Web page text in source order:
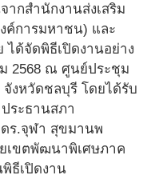
กสำนักงานส่งเสริม
ค์การมหาชน) และ
ได้จัดพิธีเปิดงานอย่าง
2568 ณ ศูนย์ประชุม
งหวัดชลบุรี โดยได้รับ
ระธานสภา
ร.จุฬา สุขมานพ
เขตพัฒนาพิเศษภาค
ธีเปิดงาน